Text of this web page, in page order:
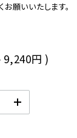
お願いいたします。
9,240円 )